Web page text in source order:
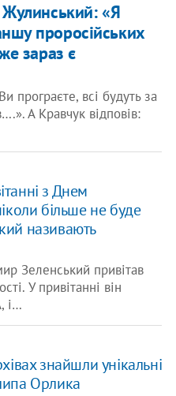
«Я
проросійських
зараз є
програєте, всі будуть за
А Кравчук відповів:
з Днем
більше не буде
називають
Зеленський привітав
У привітанні він
і…
знайшли унікальні
Орлика